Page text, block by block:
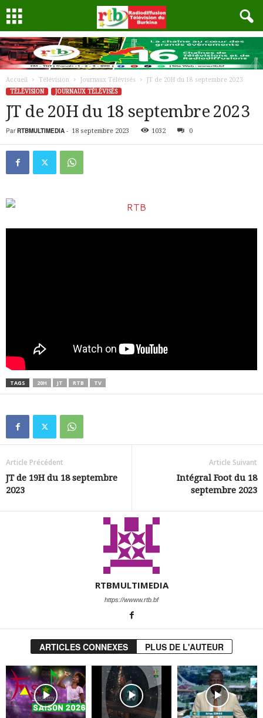
Accueil Télévision Journaux Télévisés
JT de 20H du 18 septembre 2023
TÉLÉVISION
JOURNAUX TÉLÉVISÉS
JT de 20H du 18 septembre 2023
Par RTBMULTIMEDIA - 18 septembre 2023 1032 0
TAGS 20H JT RTB TV
Article Précédent
JT de 19H du 18 septembre
2023
Article Suivant
Intégral Foot du 18
septembre 2023
RTBMULTIMEDIA
https://wwww.rtb.bf
ARTICLES CONNEXES PLUS DE L'AUTEUR